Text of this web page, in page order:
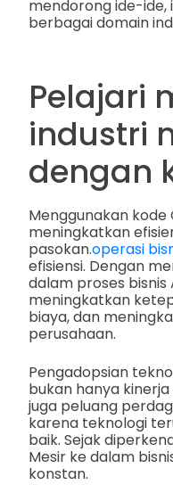
mendorong ide-ide,
berbagai domain
Pelajari
industri
dengan
Menggunakan kode
meningkatkan
pasokan.operasi
efisiensi. Dengan
dalam proses bisnis
meningkatkan
biaya, dan
perusahaan.
Pengadopsian
bukan hanya
juga peluang
karena teknologi
baik. Sejak
Mesir ke dalam
konstan.